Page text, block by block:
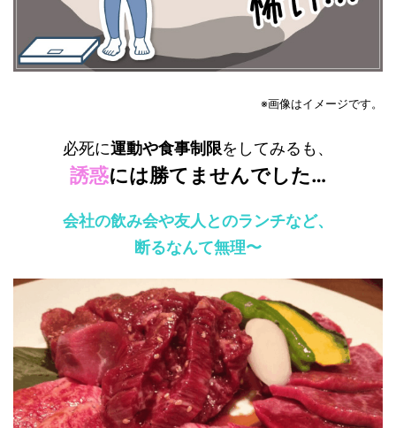
※画像はイメージです。
必死に運動や食事制限をしてみるも、
誘惑には勝てませんでした…
会社の飲み会や友人とのランチなど、
断るなんて無理〜